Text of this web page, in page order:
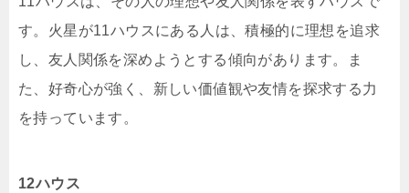
す。火星が11ハウスにある人は、積極的に理想を追求
し、友人関係を深めようとする傾向があります。ま
た、好奇心が強く、新しい価値観や友情を探求する力
を持っています。
12ハウス